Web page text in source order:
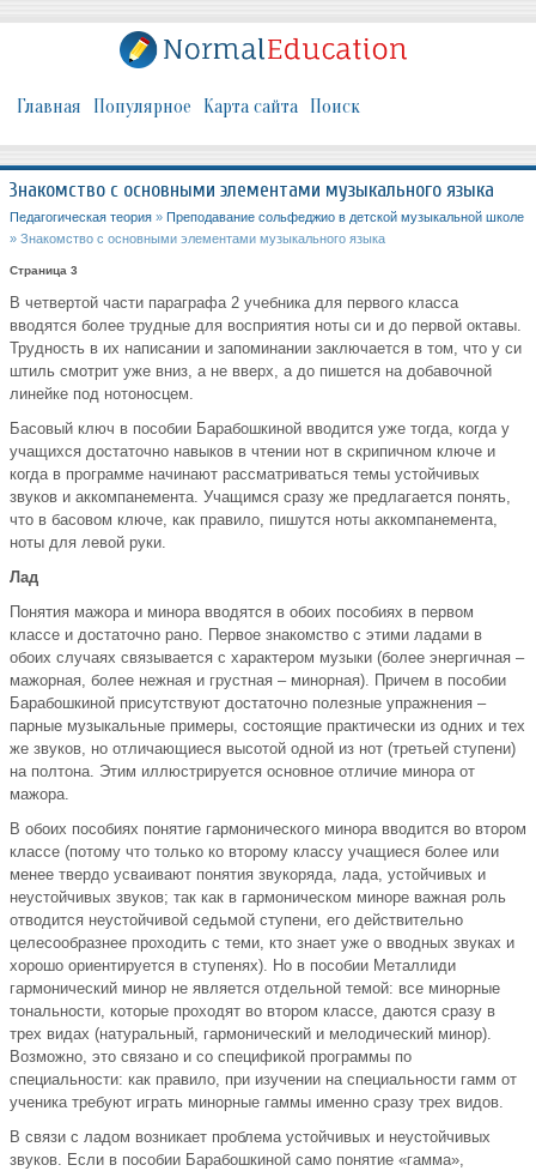
Главная Популярное Карта сайта Поиск
Знакомство с основными элементами музыкального языка
Педагогическая теория » Преподавание сольфеджио в детской музыкальной школе
» Знакомство с основными элементами музыкального языка
Страница 3
В четвертой части параграфа 2 учебника для первого класса
вводятся более трудные для восприятия ноты си и до первой октавы.
Трудность в их написании и запоминании заключается в том, что у си
штиль смотрит уже вниз, а не вверх, а до пишется на добавочной
линейке под нотоносцем.
Басовый ключ в пособии Барабошкиной вводится уже тогда, когда у
учащихся достаточно навыков в чтении нот в скрипичном ключе и
когда в программе начинают рассматриваться темы устойчивых
звуков и аккомпанемента. Учащимся сразу же предлагается понять,
что в басовом ключе, как правило, пишутся ноты аккомпанемента,
ноты для левой руки.
Лад
Понятия мажора и минора вводятся в обоих пособиях в первом
классе и достаточно рано. Первое знакомство с этими ладами в
обоих случаях связывается с характером музыки (более энергичная –
мажорная, более нежная и грустная – минорная). Причем в пособии
Барабошкиной присутствуют достаточно полезные упражнения –
парные музыкальные примеры, состоящие практически из одних и тех
же звуков, но отличающиеся высотой одной из нот (третьей ступени)
на полтона. Этим иллюстрируется основное отличие минора от
мажора.
В обоих пособиях понятие гармонического минора вводится во втором
классе (потому что только ко второму классу учащиеся более или
менее твердо усваивают понятия звукоряда, лада, устойчивых и
неустойчивых звуков; так как в гармоническом миноре важная роль
отводится неустойчивой седьмой ступени, его действительно
целесообразнее проходить с теми, кто знает уже о вводных звуках и
хорошо ориентируется в ступенях). Но в пособии Металлиди
гармонический минор не является отдельной темой: все минорные
тональности, которые проходят во втором классе, даются сразу в
трех видах (натуральный, гармонический и мелодический минор).
Возможно, это связано и со спецификой программы по
специальности: как правило, при изучении на специальности гамм от
ученика требуют играть минорные гаммы именно сразу трех видов.
В связи с ладом возникает проблема устойчивых и неустойчивых
звуков. Если в пособии Барабошкиной само понятие «гамма»,